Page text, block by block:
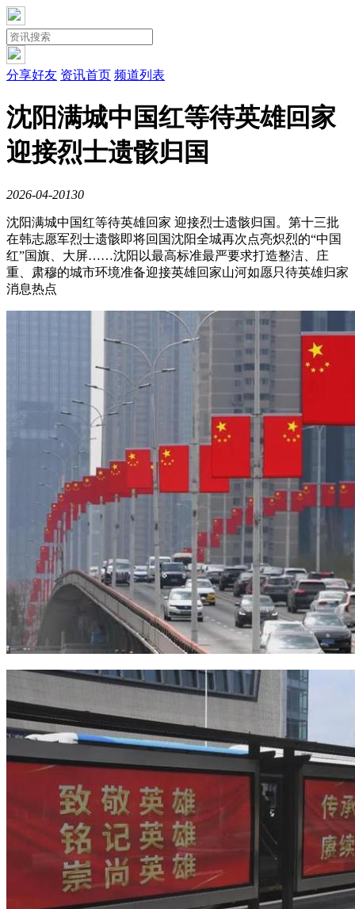
分享好友 资讯首页 频道列表
沈阳满城中国红等待英雄回家
迎接烈士遗骸归国
2026-04-20130
沈阳满城中国红等待英雄回家 迎接烈士遗骸归国。第十三批
在韩志愿军烈士遗骸即将回国沈阳全城再次点亮炽烈的“中国
红”国旗、大屏……沈阳以最高标准最严要求打造整洁、庄
重、肃穆的城市环境准备迎接英雄回家山河如愿只待英雄归家
消息热点